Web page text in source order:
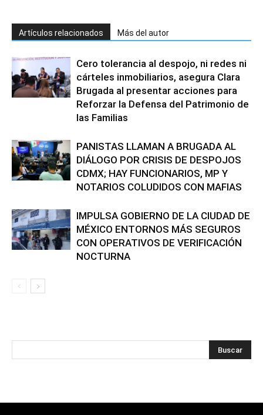
Artículos relacionados Más del autor
Cero tolerancia al despojo, ni redes ni
cárteles inmobiliarios, asegura Clara
Brugada al presentar acciones para
Reforzar la Defensa del Patrimonio de
las Familias
PANISTAS LLAMAN A BRUGADA AL
DIÁLOGO POR CRISIS DE DESPOJOS
CDMX; HAY FUNCIONARIOS, MP Y
NOTARIOS COLUDIDOS CON MAFIAS
IMPULSA GOBIERNO DE LA CIUDAD DE
MÉXICO ENTORNOS MÁS SEGUROS
CON OPERATIVOS DE VERIFICACIÓN
NOCTURNA